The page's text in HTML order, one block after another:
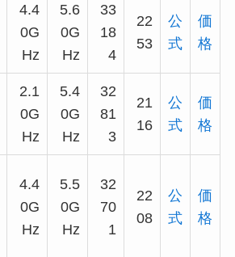
4.4
0G
Hz
5.6
0G
Hz
33
18
4
22
53
公
式
価
格
2.1
0G
Hz
5.4
0G
Hz
32
81
3
21
16
公
式
価
格
4.4
0G
Hz
5.5
0G
Hz
32
70
1
22
08
公
式
価
格